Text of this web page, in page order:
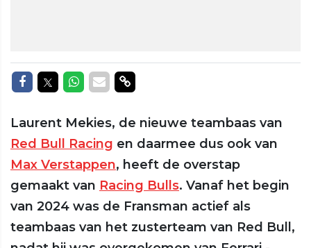
Delen op Facebook
Delen op Twitter
Delen op Whatsapp
Delen via Mail
Delen via link
Laurent Mekies, de nieuwe teambaas van
Red Bull Racing en daarmee dus ook van
Max Verstappen, heeft de overstap
gemaakt van Racing Bulls. Vanaf het begin
van 2024 was de Fransman actief als
teambaas van het zusterteam van Red Bull,